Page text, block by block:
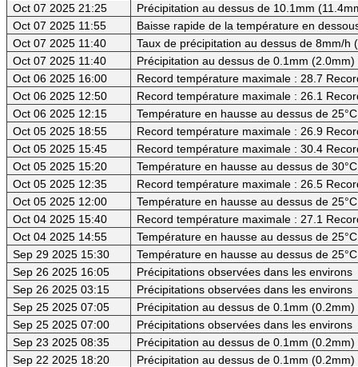
Oct 07 2025 21:25
Précipitation au dessus de 10.1mm
Oct 07 2025 11:55
Baisse rapide de la température en
Oct 07 2025 11:40
Taux de précipitation au dessus de 8mm/h
Oct 07 2025 11:40
Précipitation au dessus de 0.1mm (2.0mm)
Oct 06 2025 16:00
Record température maximale : 28.7
Oct 06 2025 12:50
Record température maximale : 26.1
Oct 06 2025 12:15
Température en hausse au dessus de
Oct 05 2025 18:55
Record température maximale : 26.9
Oct 05 2025 15:45
Record température maximale : 30.4
Oct 05 2025 15:20
Température en hausse au dessus de
Oct 05 2025 12:35
Record température maximale : 26.5
Oct 05 2025 12:00
Température en hausse au dessus de
Oct 04 2025 15:40
Record température maximale : 27.1
Oct 04 2025 14:55
Température en hausse au dessus de
Sep 29 2025 15:30
Température en hausse au dessus de
Sep 26 2025 16:05
Précipitations observées dans les environs
Sep 26 2025 03:15
Précipitations observées dans les environs
Sep 25 2025 07:05
Précipitation au dessus de 0.1mm
Sep 25 2025 07:00
Précipitations observées dans les environs
Sep 23 2025 08:35
Précipitation au dessus de 0.1mm
Sep 22 2025 18:20
Précipitation au dessus de 0.1mm